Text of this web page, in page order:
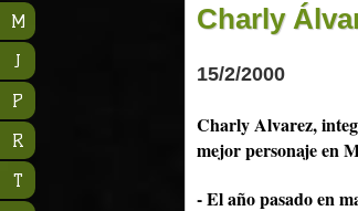
Charly
15/2/2000
Charly Alvarez,
mejor personaje en
- El año pasado en
M
J
P
R
T